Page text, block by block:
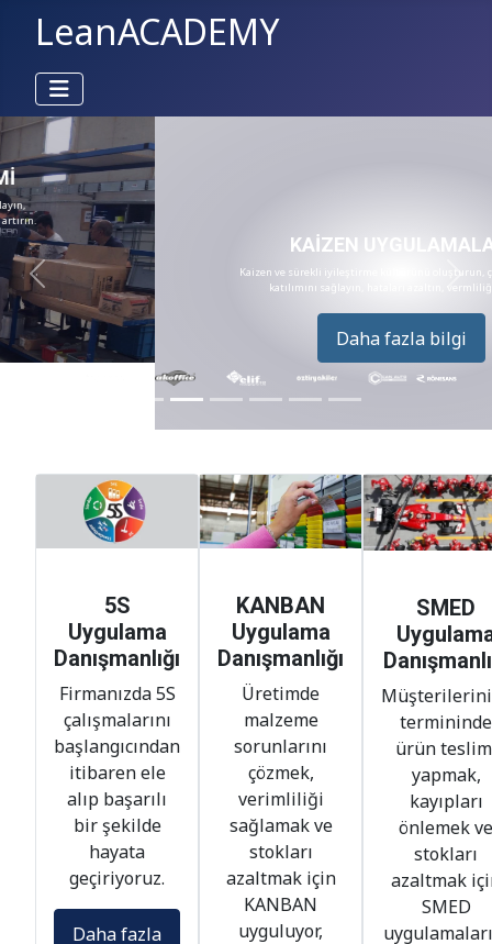
LeanACADEMY
KAİZEN UYGULAMALARI
Kaizen ve sürekli iyileştirme kültürünü oluşturun, çalışanlarınızın
katılımını sağlayın, hataları azaltın, vermliliği artırın.
Daha fazla bilgi
. .
5S
Danışmanlığı
Firmanızda 5S
çalışmalarını
başlangıcından
itibaren ele
alıp başarılı
bir şekilde
hayata
geçiriyoruz.
Daha fazla
bilgi
KANBAN
Danışmanlığı
Üretimde
malzeme
sorunlarını
çözmek,
verimliliği
sağlamak ve
stokları
azaltmak için
KANBAN
uyguluyor,
çekme sistemi
kuruyoruz.
SMED
termininde
ürün
yapmak,
kayıpları
önlemek ve
stokları
azaltmak
SMED
hayata